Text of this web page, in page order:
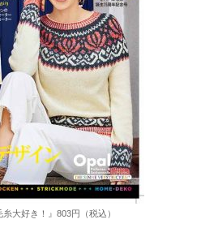
大好き！』803円（税込）